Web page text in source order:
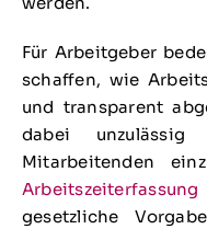
Für Arbeitgeber
schaffen, wie
und transparent
dabei
Mitarbeitenden
gesetzliche